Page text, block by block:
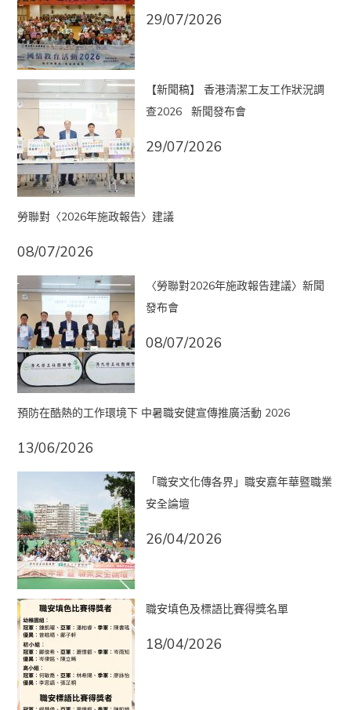
29/07/2026
【新聞稿】 香港清潔工友工作狀況調
查2026 新聞發布會
29/07/2026
勞聯對〈2026年施政報告〉建議
08/07/2026
〈勞聯對2026年施政報告建議〉新聞
發布會
08/07/2026
預防在酷熱的工作環境下 中暑職安健宣傳推廣活動 2026
13/06/2026
「職安文化傳各界」職安嘉年華暨職業
安全論壇
26/04/2026
職安填色及標語比賽得獎名單
18/04/2026